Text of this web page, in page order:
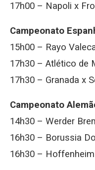
17h00 – Napoli x
Campeonato
15h00 – Rayo
17h30 – Atlético de
17h30 – Granada x
Campeonato
14h30 – Werder
16h30 – Borussia
16h30 –